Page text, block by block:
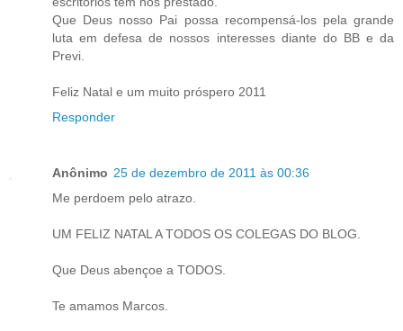
Que Deus nosso Pai possa recompensá-los pela grande
luta em defesa de nossos interesses diante do BB e da
Previ.
Feliz Natal e um muito próspero 2011
Responder
Anônimo 25 de dezembro de 2011 às 00:36
Me perdoem pelo atrazo.
UM FELIZ NATAL A TODOS OS COLEGAS DO BLOG.
Que Deus abençoe a TODOS.
Te amamos Marcos.